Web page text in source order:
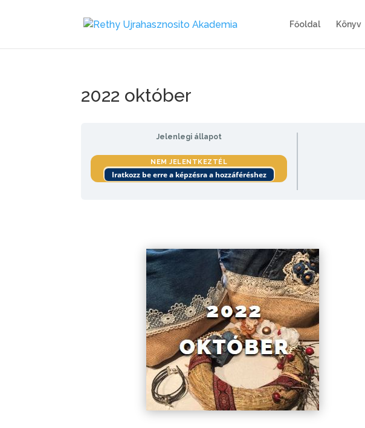
Főoldal Könyv
2022 október
Jelenlegi állapot
NEM JELENTKEZTÉL
Iratkozz be erre a képzésra a hozzáféréshez